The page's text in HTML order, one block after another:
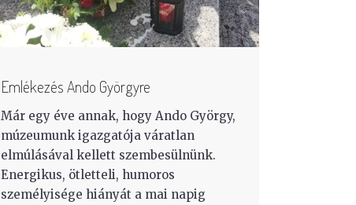
Emlékezés Ando Györgyre
Már egy éve annak, hogy Ando György,
múzeumunk igazgatója váratlan
elmúlásával kellett szembesülnünk.
Energikus, ötletteli, humoros
személyisége hiányát a mai napig